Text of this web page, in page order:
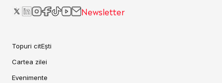
Newsletter
Topuri citEști
Cartea zilei
Evenimente